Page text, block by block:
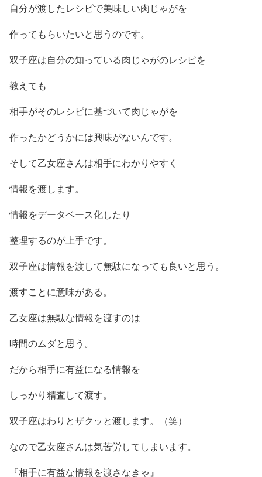
自分が渡したレシピで美味しい肉じゃがを
作ってもらいたいと思うのです。
双子座は自分の知っている肉じゃがのレシピを
教えても
相手がそのレシピに基づいて肉じゃがを
作ったかどうかには興味がないんです。
そして乙女座さんは相手にわかりやすく
情報を渡します。
情報をデータベース化したり
整理するのが上手です。
双子座は情報を渡して無駄になっても良いと思う。
渡すことに意味がある。
乙女座は無駄な情報を渡すのは
時間のムダと思う。
だから相手に有益になる情報を
しっかり精査して渡す。
双子座はわりとザクッと渡します。（笑）
なので乙女座さんは気苦労してしまいます。
『相手に有益な情報を渡さなきゃ』